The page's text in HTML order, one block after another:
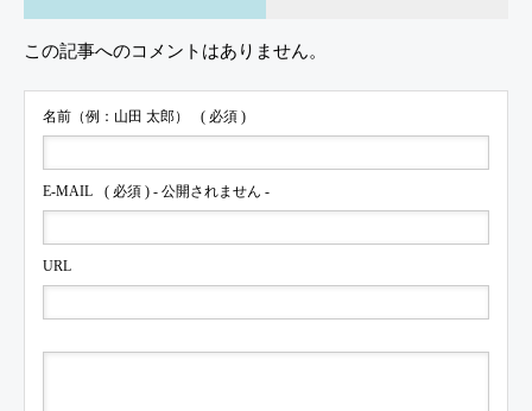
この記事へのコメントはありません。
名前（例：山田 太郎） ( 必須 )
E-MAIL ( 必須 ) - 公開されません -
URL